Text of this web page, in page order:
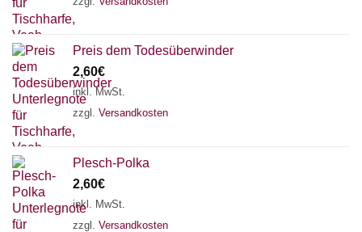
Preis dem Todesüberwinder
2,60€
inkl. MwSt.
zzgl. Versandkosten
Plesch-Polka
2,60€
inkl. MwSt.
zzgl. Versandkosten